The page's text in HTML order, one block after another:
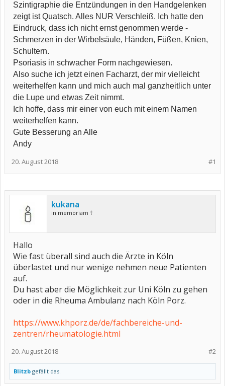
Szintigraphie die Entzündungen in den Handgelenken
zeigt ist Quatsch. Alles NUR Verschleiß. Ich hatte den
Eindruck, dass ich nicht ernst genommen werde -
Schmerzen in der Wirbelsäule, Händen, Füßen, Knien,
Schultern.
Psoriasis in schwacher Form nachgewiesen.
Also suche ich jetzt einen Facharzt, der mir vielleicht
weiterhelfen kann und mich auch mal ganzheitlich unter
die Lupe und etwas Zeit nimmt.
Ich hoffe, dass mir einer von euch mit einem Namen
weiterhelfen kann.
Gute Besserung an Alle
Andy
#1
20. August 2018
kukana
in memoriam †
Hallo
Wie fast überall sind auch die Ärzte in Köln
überlastet und nur wenige nehmen neue Patienten
auf.
Du hast aber die Möglichkeit zur Uni Köln zu gehen
oder in die Rheuma Ambulanz nach Köln Porz.
https://www.khporz.de/de/fachbereiche-und-
zentren/rheumatologie.html
#2
20. August 2018
Blitzb gefällt das.